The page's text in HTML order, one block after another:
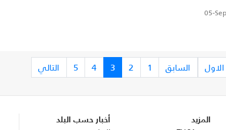
إيلون ماسك، بعد تدمير قمر للاتصالات تابع لشركة الاتصالات05-
الاول السابق 1
2
3
4
5 التالي
المزيد أخبار حسب البلد